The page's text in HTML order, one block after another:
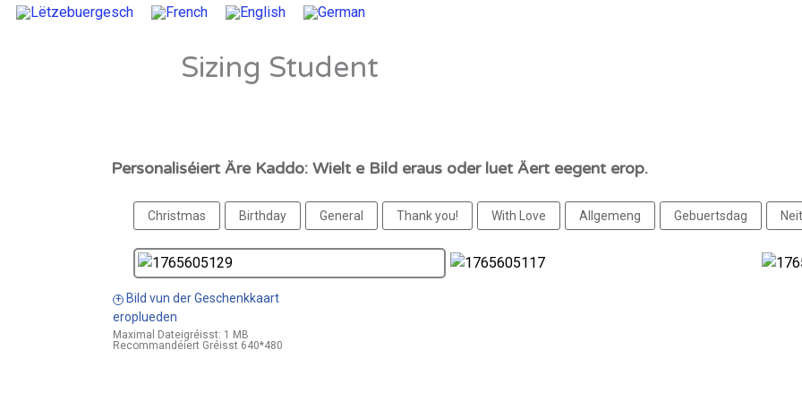
Sizing Student
Personaliséiert Äre Kaddo: Wielt e Bild eraus oder luet Äert eegent erop.
Christmas Birthday General Thank you! With Love Allgemeng Gebuertsdag
+ Bild vun der Geschenkkaart
eroplueden
Maximal Dateigréisst: 1 MB
Recommandéiert Gréisst 640*480